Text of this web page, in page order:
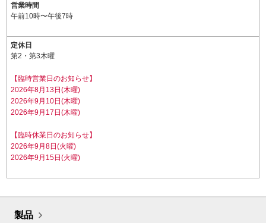
営業時間
午前10時〜午後7時
定休日
第2・第3木曜
【臨時営業日のお知らせ】
2026年8月13日(木曜)
2026年9月10日(木曜)
2026年9月17日(木曜)
【臨時休業日のお知らせ】
2026年9月8日(火曜)
2026年9月15日(火曜)
製品